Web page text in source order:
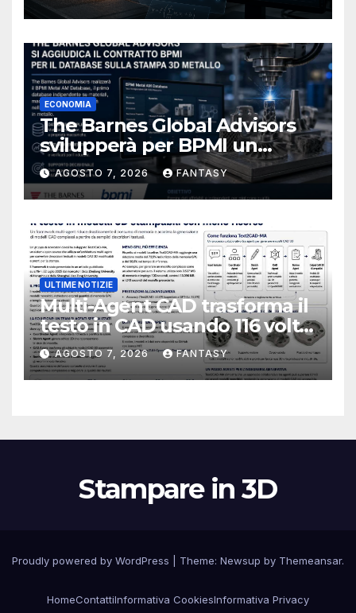
ECONOMIA
The Barnes Global Advisors
svilupperà per BPMI un
database per la stampa 3D
metallica destinata alla filiera
navale statunitense
AGOSTO 7, 2026 FANTASY
ULTIME NOTIZIE
Multi-Agent CAD trasforma il
testo in CAD usando 116 volte
meno token
AGOSTO 7, 2026 FANTASY
Stampare in 3D
Proudly powered by WordPress Theme: Newsup by Themeansar.
HomeContattiInformativa CookiesInformativa Privacy